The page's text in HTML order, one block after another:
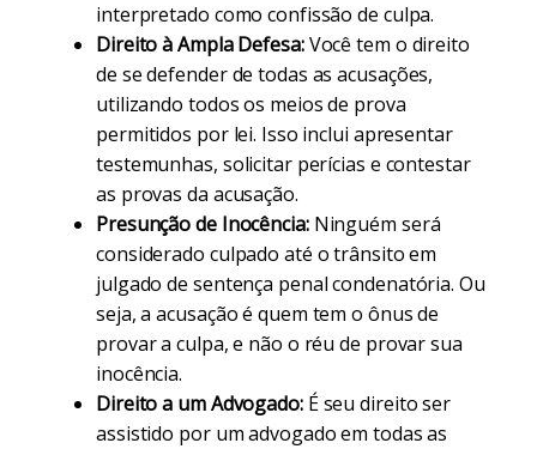
interpretado como confissão de culpa.
Direito à Ampla Defesa:Você tem o direito
de se defender de todas as acusações,
utilizando todos os meios de prova
permitidos por lei. Isso inclui apresentar
testemunhas, solicitar perícias e contestar
as provas da acusação.
Presunção de Inocência:Ninguém será
considerado culpado até o trânsito em
julgado de sentença penal condenatória. Ou
seja, a acusação é quem tem o ônus de
provar a culpa, e não o réu de provar sua
inocência.
Direito a um Advogado:É seu direito ser
assistido por um advogado em todas as